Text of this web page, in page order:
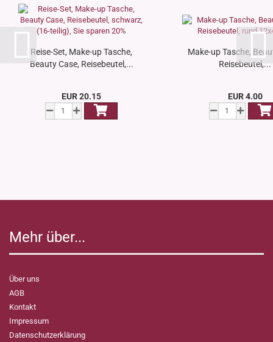
Reise-Set, Make-up Tasche,
Beauty Case, Reisebeutel,...
EUR 20.15
Make-up Tasche,
Reisebeutel,...
EUR 4.00
Mehr über...
Über uns
AGB
Kontakt
Impressum
Datenschutzerklärung